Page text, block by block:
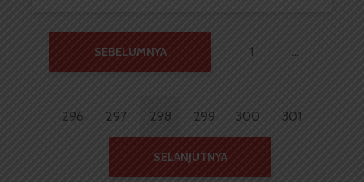
SEBELUMNYA 1 …
296 297 298 299 300 301
SELANJUTNYA